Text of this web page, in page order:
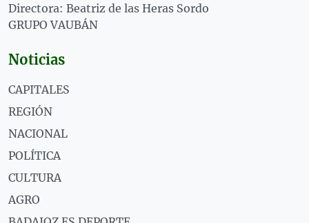
Directora: Beatriz de las Heras Sordo
GRUPO VAUBÁN
Noticias
CAPITALES
REGIÓN
NACIONAL
POLÍTICA
CULTURA
AGRO